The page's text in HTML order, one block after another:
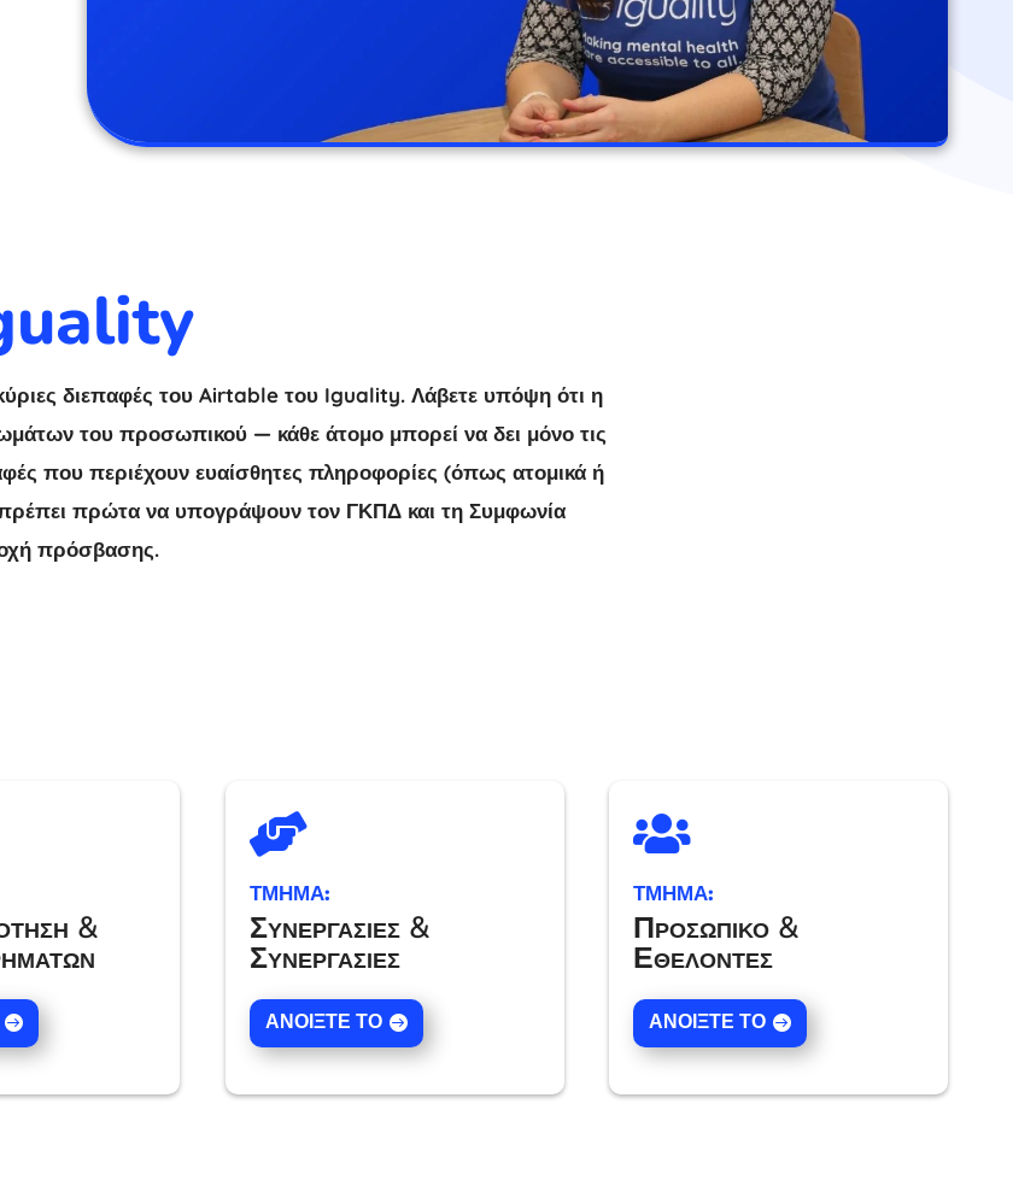
διεπαφές του Airtable του Iguality. Λάβετε υπόψη ότι η
του προσωπικού — κάθε άτομο μπορεί να δει μόνο τις
που περιέχουν ευαίσθητες πληροφορίες (όπως ατομικά ή
πρώτα να υπογράψουν τον ΓΚΠΔ και τη Συμφωνία
πρόσβασης.
&

ΤΜΗΜΑ:
Συνεργασίες &
Συνεργασίες
ΑΝΟΊΞΤΕ ΤΟ

ΤΜΗΜΑ:
Προσωπικό &
Εθελοντές
ΑΝΟΊΞΤΕ ΤΟ